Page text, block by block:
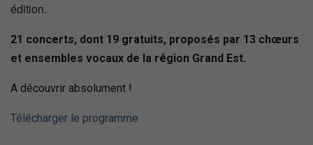
édition.
21 concerts, dont 19 gratuits, proposés par 13 chœurs
et ensembles vocaux de la région Grand Est.
A découvrir absolument !
Télécharger le programme